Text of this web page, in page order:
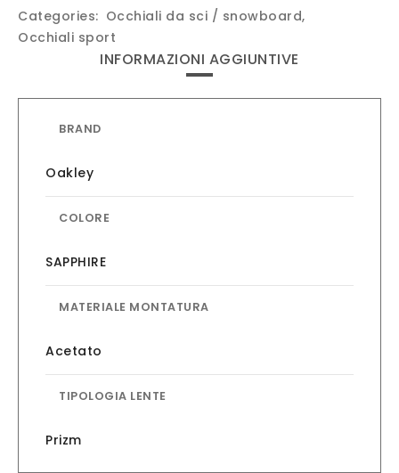
Categories: Occhiali da sci / snowboard,
Occhiali sport
INFORMAZIONI AGGIUNTIVE
BRAND
Oakley
COLORE
SAPPHIRE
MATERIALE MONTATURA
Acetato
TIPOLOGIA LENTE
Prizm